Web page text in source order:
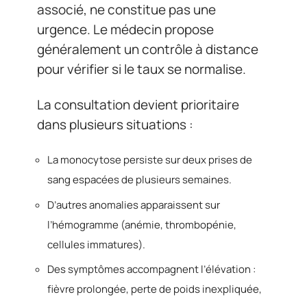
associé, ne constitue pas une
urgence. Le médecin propose
généralement un contrôle à distance
pour vérifier si le taux se normalise.
La consultation devient prioritaire
dans plusieurs situations :
La monocytose persiste sur deux prises de
sang espacées de plusieurs semaines.
D’autres anomalies apparaissent sur
l’hémogramme (anémie, thrombopénie,
cellules immatures).
Des symptômes accompagnent l’élévation :
fièvre prolongée, perte de poids inexpliquée,